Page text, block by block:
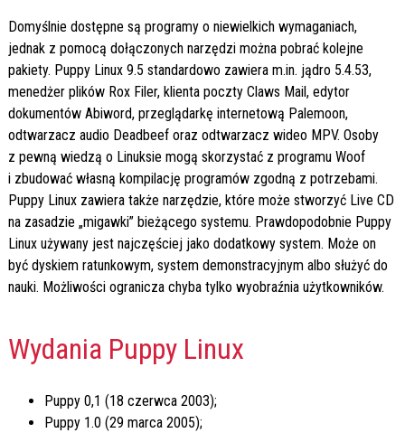
Domyślnie dostępne są programy o niewielkich wymaganiach,
jednak z pomocą dołączonych narzędzi można pobrać kolejne
pakiety. Puppy Linux 9.5 standardowo zawiera m.in. jądro 5.4.53,
menedżer plików Rox Filer, klienta poczty Claws Mail, edytor
dokumentów Abiword, przeglądarkę internetową Palemoon,
odtwarzacz audio Deadbeef oraz odtwarzacz wideo MPV. Osoby
z pewną wiedzą o Linuksie mogą skorzystać z programu Woof
i zbudować własną kompilację programów zgodną z potrzebami.
Puppy Linux zawiera także narzędzie, które może stworzyć Live CD
na zasadzie „migawki” bieżącego systemu. Prawdopodobnie Puppy
Linux używany jest najczęściej jako dodatkowy system. Może on
być dyskiem ratunkowym, system demonstracyjnym albo służyć do
nauki. Możliwości ogranicza chyba tylko wyobraźnia użytkowników.
Wydania Puppy Linux
Puppy 0,1 (18 czerwca 2003);
Puppy 1.0 (29 marca 2005);